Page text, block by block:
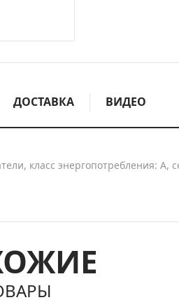
ДОСТАВКА ВИДЕО
класс энергопотребления: A,